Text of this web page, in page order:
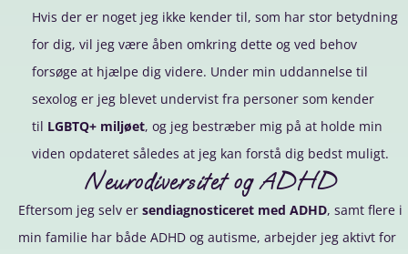
Hvis der er noget jeg ikke kender til, som har stor betydning
for dig, vil jeg være åben omkring dette og ved behov
forsøge at hjælpe dig videre. Under min uddannelse til
sexolog er jeg blevet undervist fra personer som kender
til LGBTQ+ miljøet, og jeg bestræber mig på at holde min
viden opdateret således at jeg kan forstå dig bedst muligt.
Neurodiversitet og ADHD
Eftersom jeg selv er sendiagnosticeret med ADHD, samt flere i
min familie har både ADHD og autisme, arbejder jeg aktivt for